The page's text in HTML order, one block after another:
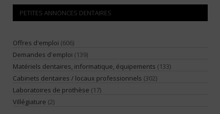
PETITES ANNONCES DENTAIRES
Offres d'emploi (606)
Demandes d'emploi (139)
Matériels dentaires, informatique, équipements (133)
Cabinets dentaires / locaux professionnels (302)
Laboratoires de prothèse (17)
Villégiature (2)